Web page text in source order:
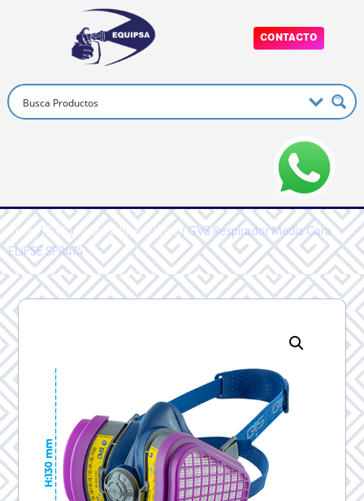
CONTACTO
Inicio/GVS/Respiradores Elipse/ GVS Respirador Media Cara
ELIPSE SPR474